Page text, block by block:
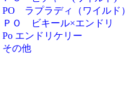
PO ラプラディ（ワイルド）
ＰＯ ビキール×エンドリ
Po エンドリケリー
その他